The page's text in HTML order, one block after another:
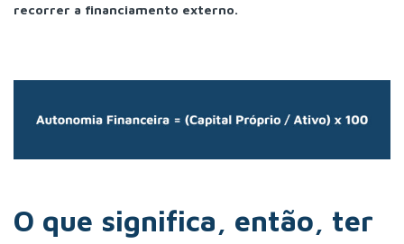
recorrer a financiamento externo.
O que significa, então, ter